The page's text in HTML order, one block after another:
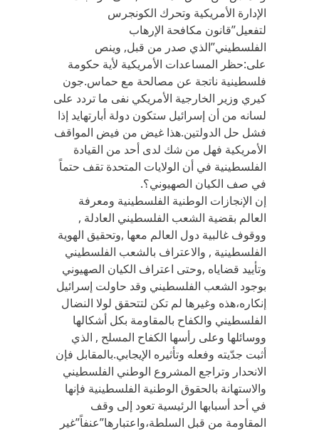
الإدارة الأمريكية وتحرك الكونجرس
لتفعيل”قانون مكافحة الإرهاب
الفلسطيني”الذي صدر من قبل, وينص
على:حظر المساعدات الأمريكية لأية حكومة
فلسطينية ناتجة عن مصالحة مع حماس.جون
كيري وزير الخارجية الأمريكي نفى ما تردد على
لسانه من أن إسرائيل ستكون دولة أبارتهايد إذا
فشل حل الدولتين.هذا غيض من فيض المواقف
الأمريكية فهل من شك لدى أحد من القيادة
الفلسطينية في أن الولايات المتحدة تقف حتماً
في صف الكيان الصهيوني؟.
إن الإنجازات الوطنية الفلسطينية ومعرفة
العالم بقضية الشعب الفلسطيني العادلة ,
ووقوف غالبية دول العالم معها ,وتحقيق الهوية
الفلسطينية , والاعتراف بالشعب الفلسطيني
وتأييد قضاياه ,وحتى اعتراف الكيان الصهيوني
بوجود الشعب الفلسطيني وقد حاولت إسرائيل
إنكاره،هذه وغيرها لم تكن لتتحقق لولا النضال
الفلسطيني والكفاح بالمقاومة بكل أشكالها
ووسائلها وعلى رأسها الكفاح المسلح , الذي
أثبت جدّيته وفعله وتأثيره الإيجابي.بالمقابل فإن
الانحدار وتراجع المشروع الوطني الفلسطيني
والاستهانة بالحقوق الوطنية الفلسطينية فإنها
في أحد أسبابها الرئيسية تعود إلى وقف
المقاومة من قبل السلطة،واعتبارها”عنفاً”غير